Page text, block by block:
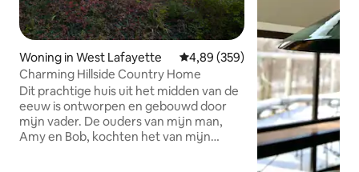
Woning in West Lafayette Gemiddelde beoordeling van
4,89 (359)
Charming Hillside Country Home
Dit prachtige huis uit het midden van de
eeuw is ontworpen en gebouwd door
mijn vader. De ouders van mijn man,
Amy en Bob, kochten het van mijn